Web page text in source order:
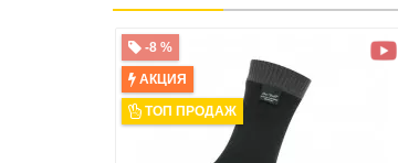
-8 %
АКЦИЯ
ТОП ПРОДАЖ